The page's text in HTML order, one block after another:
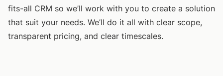
fits-all CRM so we’ll work with you to create a solution
that suit your needs. We’ll do it all with clear scope,
transparent pricing, and clear timescales.